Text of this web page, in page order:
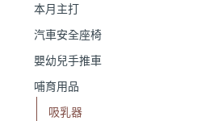
本月主打
汽車安全座椅
嬰幼兒手推車
哺育用品
吸乳器